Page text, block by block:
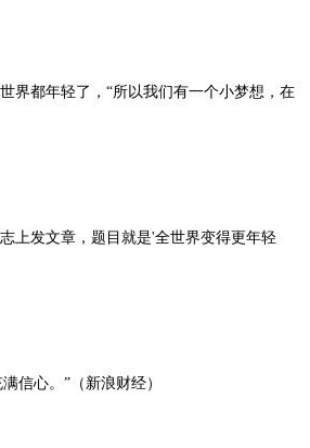
界都年轻了，“所以我们有一个小梦想，在
上发文章，题目就是'全世界变得更年轻
信心。”（新浪财经）